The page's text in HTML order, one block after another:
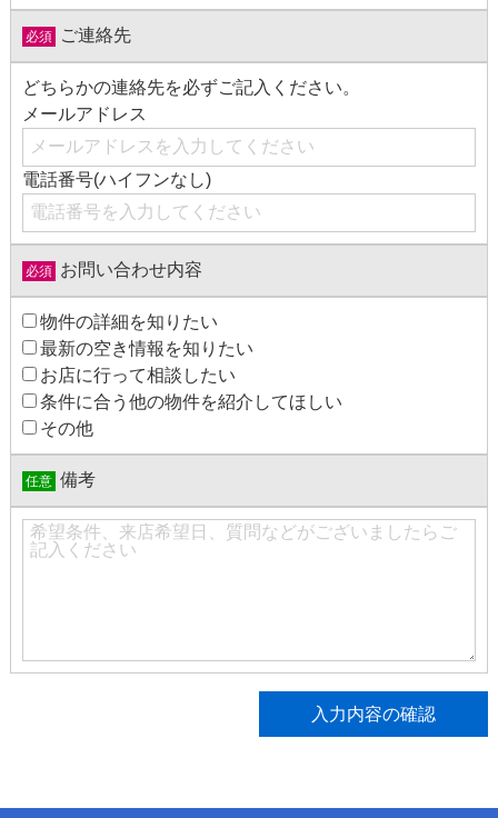
必須 ご連絡先
どちらかの連絡先を必ずご記入ください。
メールアドレス
電話番号(ハイフンなし)
必須 お問い合わせ内容
物件の詳細を知りたい
最新の空き情報を知りたい
お店に行って相談したい
条件に合う他の物件を紹介してほしい
その他
任意 備考